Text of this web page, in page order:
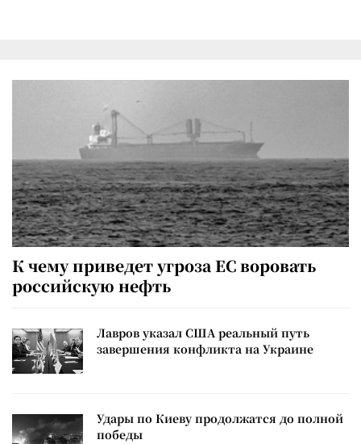
К чему приведет угроза ЕС воровать
российскую нефть
Лавров указал США реальный путь
завершения конфликта на Украине
Удары по Киеву продолжатся до полной
победы